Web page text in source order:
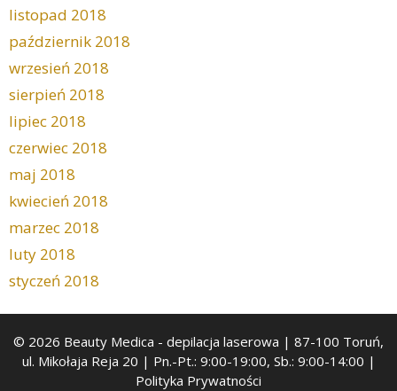
listopad 2018
październik 2018
wrzesień 2018
sierpień 2018
lipiec 2018
czerwiec 2018
maj 2018
kwiecień 2018
marzec 2018
luty 2018
styczeń 2018
© 2026 Beauty Medica - depilacja laserowa | 87-100 Toruń,
ul. Mikołaja Reja 20 | Pn.-Pt.: 9:00-19:00, Sb.: 9:00-14:00 |
Polityka Prywatności